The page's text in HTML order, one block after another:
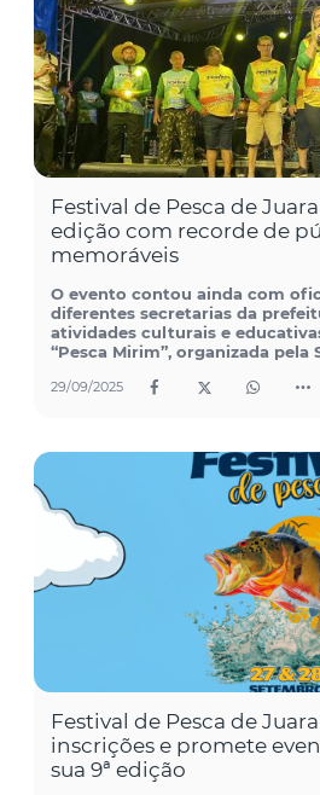
Festival de Pesca de
edição com recorde de
memoráveis
O evento contou ainda com
diferentes secretarias da
atividades culturais e
“Pesca Mirim”, organizada pela
29/09/2025
Festival de Pesca de
inscrições e promete
sua 9ª edição